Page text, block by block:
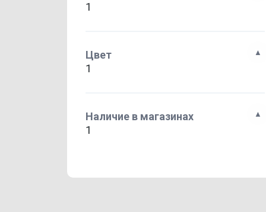
1
Цвет
1
Наличие в магазинах
1